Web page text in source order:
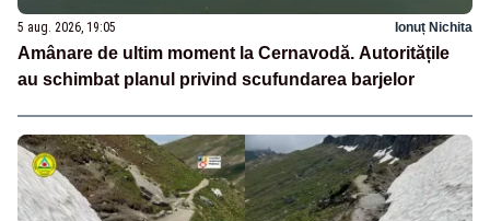
5 aug. 2026, 19:05 Ionuț Nichita
Amânare de ultim moment la Cernavodă. Autoritățile
au schimbat planul privind scufundarea barjelor